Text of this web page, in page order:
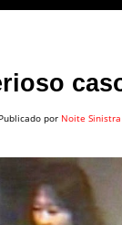
Publicado por Noite Sinistra